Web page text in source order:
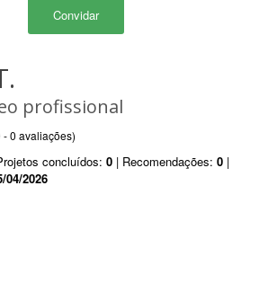
Convidar
profissional
- 0 avaliações)
concluídos: 0 | Recomendações: 0 |
04/2026